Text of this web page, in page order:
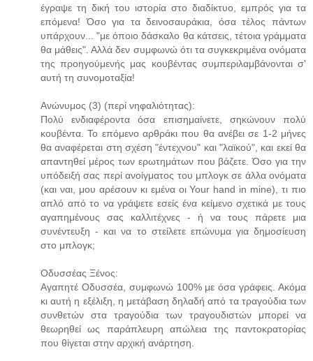
έγραψε τη δική του ιστορία στο διαδίκτυο, εμπρός για τα
επόμενα! Όσο για τα δεινοσαυράκια, όσα τέλος πάντων
υπάρχουν... "με όποιο δάσκαλο θα κάτσεις, τέτοια γράμματα
θα μάθεις". Αλλά δεν συμφωνώ ότι τα συγκεκριμένα ονόματα
της προηγούμενής μας κουβέντας συμπεριλαμβάνονται σ'
αυτή τη συνομοταξία!
Ανώνυμος (3) (περί νηφαλιότητας):
Πολύ ενδιαφέροντα όσα επισημαίνετε, σηκώνουν πολύ
κουβέντα. Το επόμενο αρθράκι που θα ανέβει σε 1-2 μήνες
θα αναφέρεται στη σχέση "έντεχνου" και "λαϊκού", και εκεί θα
απαντηθεί μέρος των ερωτημάτων που βάζετε. Όσο για την
υπόδειξή σας περί ανοίγματος του μπλογκ σε άλλα ονόματα
(και ναι, μου αρέσουν κι εμένα οι Your hand in mine), τι πιο
απλό από το να γράψετε εσείς ένα κείμενο σχετικά με τους
αγαπημένους σας καλλιτέχνες - ή να τους πάρετε μια
συνέντευξη - και να το στείλετε επώνυμα για δημοσίευση
στο μπλογκ;
Οδυσσέας Ξένος:
Αγαπητέ Οδυσσέα, συμφωνώ 100% με όσα γράφεις. Ακόμα
κι αυτή η εξέλιξη, η μετάβαση δηλαδή από τα τραγούδια των
συνθετών στα τραγούδια των τραγουδιστών μπορεί να
θεωρηθεί ως παράπλευρη απώλεια της παντοκρατορίας
που θίγεται στην αρχική ανάρτηση.